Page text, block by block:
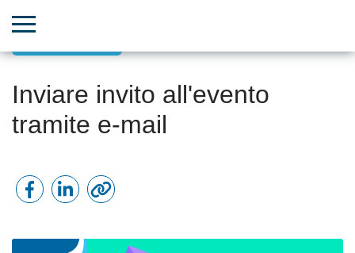
Inviare invito all'evento
tramite e-mail